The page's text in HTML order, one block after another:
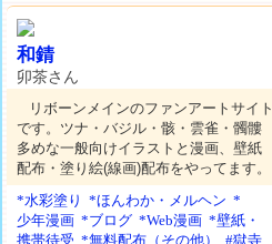
和錆
卯茶さん
リボーンメインのファンアートサイト
です。ツナ・バジル・骸・雲雀・髑髏
多めな一般向けイラストと漫画、壁紙
配布・塗り絵(線画)配布をやってます。
*水彩塗り
*ほんわか・メルヘン *
少年漫画 *ブログ *Web漫画 *壁紙・
携帯待受 *無料配布（その他）
#獄寺